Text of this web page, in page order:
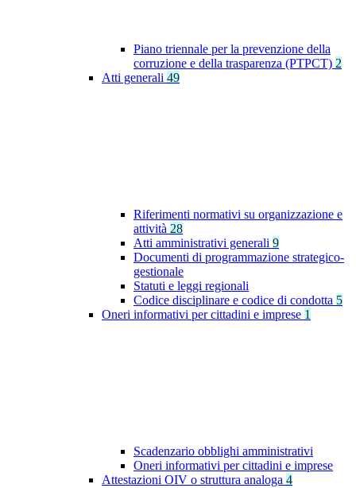
Piano triennale per la prevenzione della
corruzione e della trasparenza (PTPCT) 2
Atti generali 49
Riferimenti normativi su organizzazione e
attività 28
Atti amministrativi generali 9
Documenti di programmazione strategico-
gestionale
Statuti e leggi regionali
Codice disciplinare e codice di condotta 5
Oneri informativi per cittadini e imprese 1
Scadenzario obblighi amministrativi
Oneri informativi per cittadini e imprese
Attestazioni OIV o struttura analoga 4